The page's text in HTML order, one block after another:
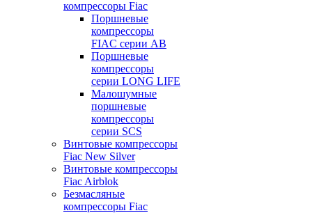
компрессоры Fiac
Поршневые
компрессоры
FIAC серии AB
Поршневые
компрессоры
серии LONG LIFE
Малошумные
поршневые
компрессоры
серии SCS
Винтовые компрессоры
Fiac New Silver
Винтовые компрессоры
Fiac Airblok
Безмасляные
компрессоры Fiac